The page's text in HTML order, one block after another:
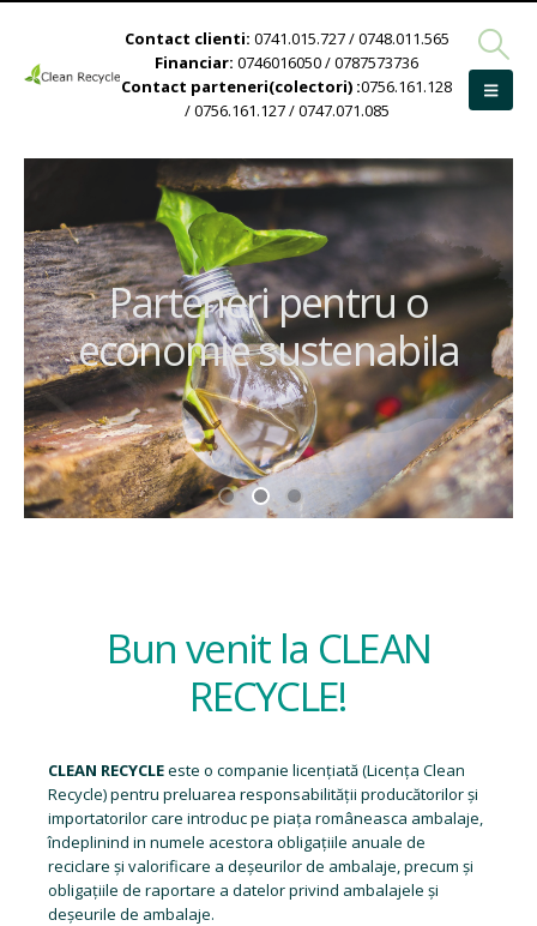
Contact clienti: 0741.015.727 / 0748.011.565
Financiar: 0746016050 / 0787573736
Contact parteneri(colectori) :0756.161.128
/ 0756.161.127 / 0747.071.085
Parteneri pentru o
economie sustenabila
Bun venit la CLEAN
RECYCLE!
CLEAN RECYCLEeste o companie licențiată (Licența Clean
Recycle) pentru preluarea responsabilității producătorilor și
importatorilor care introduc pe piața româneasca ambalaje,
îndeplinind in numele acestora obligațiile anuale de
reciclare și valorificare a deșeurilor de ambalaje, precum și
obligațiile de raportare a datelor privind ambalajele și
deșeurile de ambalaje.